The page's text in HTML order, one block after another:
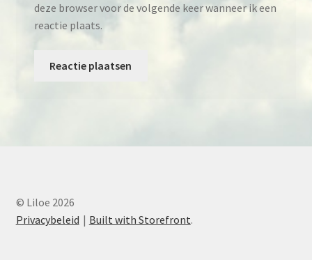
deze browser voor de volgende keer wanneer ik een
reactie plaats.
© Liloe 2026
Privacybeleid
Built with Storefront.